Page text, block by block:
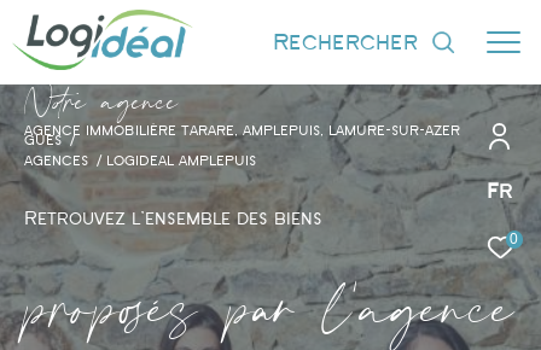
Fr
0
rechercher
Nore agence
AGENCE IMMOBILIÈRE TARARE, AMPLEPUIS, LAMURE-SUR-AZER
GUES
AGENCES LOGIDEAL AMPLEPUIS
Retrouvez l'ensemble des biens
proposés par l'agence
Effectuer une recherche
et trouver le bien qui correspond à vos
critères